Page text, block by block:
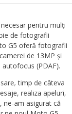
pentru mulți
de fotografii
G5 oferă fotografii
de 13MP și
(PDAF).
timp de câteva
realiza apeluri,
ne-am asigurat că